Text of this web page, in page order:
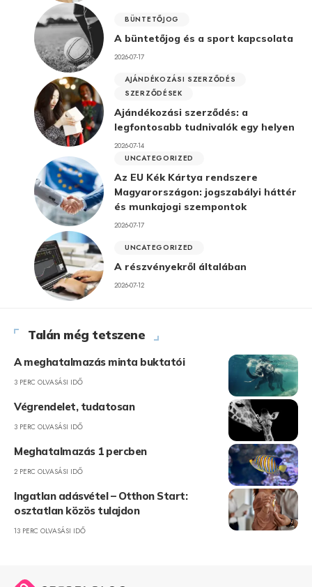
BÜNTETŐJOG
A büntetőjog és a sport kapcsolata
2026-07-17
AJÁNDÉKOZÁSI SZERZŐDÉS
SZERZŐDÉSEK
Ajándékozási szerződés: a
legfontosabb tudnivalók egy helyen
2026-07-14
UNCATEGORIZED
Az EU Kék Kártya rendszere
Magyarországon: jogszabályi háttér
és munkajogi szempontok
2026-07-17
UNCATEGORIZED
A részvényekről általában
2026-07-12
Talán még tetszene
A meghatalmazás minta buktatói
3 PERC OLVASÁSI IDŐ
Végrendelet, tudatosan
3 PERC OLVASÁSI IDŐ
Meghatalmazás 1 percben
2 PERC OLVASÁSI IDŐ
Ingatlan adásvétel – Otthon Start:
osztatlan közös tulajdon
13 PERC OLVASÁSI IDŐ